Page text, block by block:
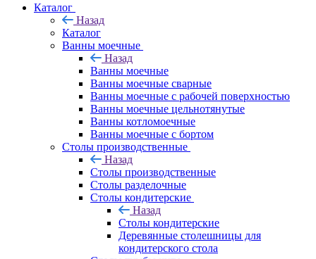
Каталог
Назад
Каталог
Ванны моечные
Назад
Ванны моечные
Ванны моечные сварные
Ванны моечные с рабочей поверхностью
Ванны моечные цельнотянутые
Ванны котломоечные
Ванны моечные с бортом
Столы производственные
Назад
Столы производственные
Столы разделочные
Столы кондитерские
Назад
Столы кондитерские
Деревянные столешницы для
кондитерского стола